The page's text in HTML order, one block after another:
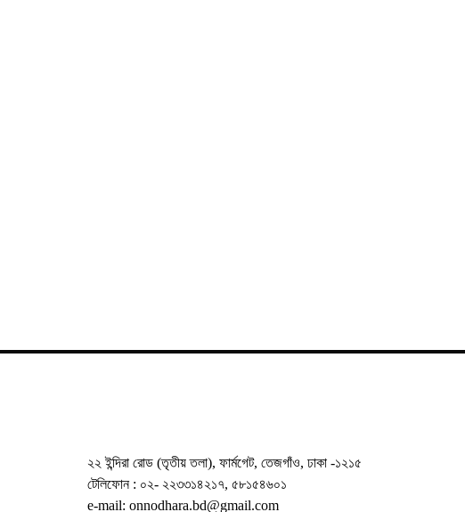
২২ ইন্দিরা রোড (তৃতীয় তলা), ফার্মগেট, তেজগাঁও, ঢাকা -১২১৫
টেলিফোন : ০২- ২২৩৩১৪২১৭, ৫৮১৫৪৬০১
e-mail: onnodhara.bd@gmail.com